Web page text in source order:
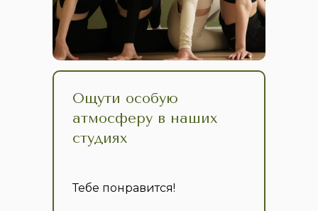
Ощути особую
атмосферу в наших
студиях
Тебе понравится!